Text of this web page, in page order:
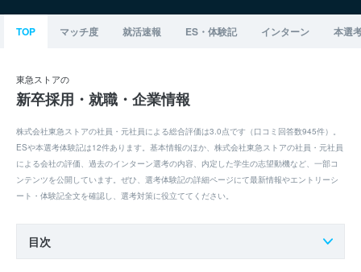
TOP マッチ度 就活速報 ES・体験記 インターン 本選
東急ストアの
新卒採用・就職・企業情報
株式会社東急ストアの社員・元社員による総合評価は3.0点です（口コミ回答数945件）。
ESや本選考体験記は12件あります。基本情報のほか、株式会社東急ストアの社員・元社員
による会社の評価、過去のインターン選考の内容、内定した学生の志望動機など、一部コ
ンテンツを公開しています。ぜひ、選考体験記の詳細ページにて最新情報やエントリーシ
ート・体験記全文を確認し、選考対策に役立ててください。
目次